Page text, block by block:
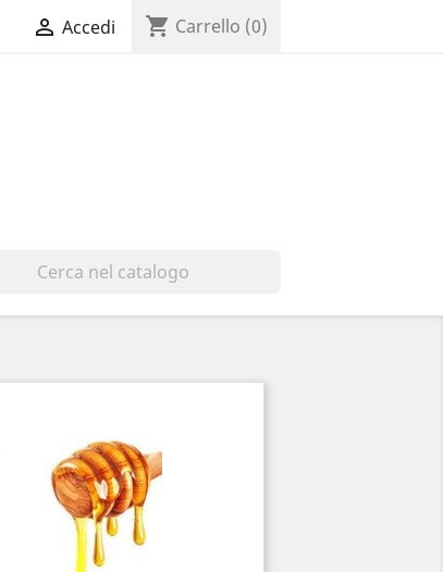
 Accedi shopping_cart Carrello (0)
